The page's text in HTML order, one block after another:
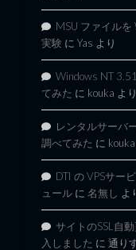
MSU ファイル
実験 に Yas より
Windows NT
てみた に kouka より
レンタルサーバ
調べてみた に kouka
DTI の VPSサー
ュール に 名無し よ
サイトのSSL自
入しました に 通り